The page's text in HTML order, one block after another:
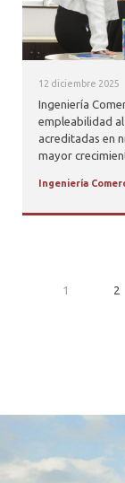
12 diciembre 2025
Ingeniería
empleabilidad
acreditadas en
mayor
Ingeniería
1 2